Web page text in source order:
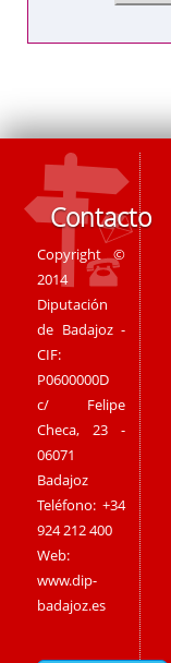
Contacto
Copyright ©
2014
Diputación
de Badajoz -
CIF:
P0600000D
c/ Felipe
Checa, 23 -
06071
Badajoz
Teléfono: +34
924 212 400
Web:
www.dip-
badajoz.es